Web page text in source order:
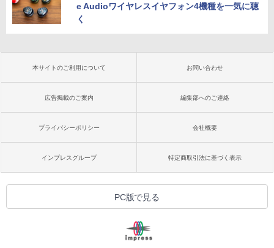
e Audioワイヤレスイヤフォン4機種を一気に聴
く
本サイトのご利用について お問い合わせ
広告掲載のご案内 編集部へのご連絡
プライバシーポリシー 会社概要
インプレスグループ 特定商取引法に基づく表示
PC版で見る